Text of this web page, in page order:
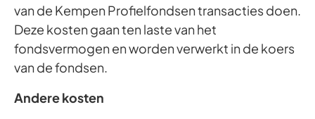
van de Kempen Profielfondsen transacties doen.
Deze kosten gaan ten laste van het
fondsvermogen en worden verwerkt in de koers
van de fondsen.
Andere kosten